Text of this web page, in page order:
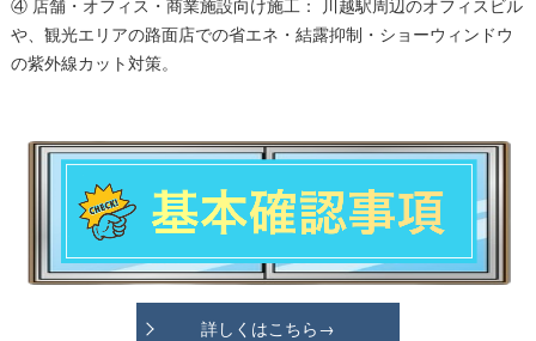
④ 店舗・オフィス・商業施設向け施工： 川越駅周辺のオフィスビル
や、観光エリアの路面店での省エネ・結露抑制・ショーウィンドウ
の紫外線カット対策。
詳しくはこちら→